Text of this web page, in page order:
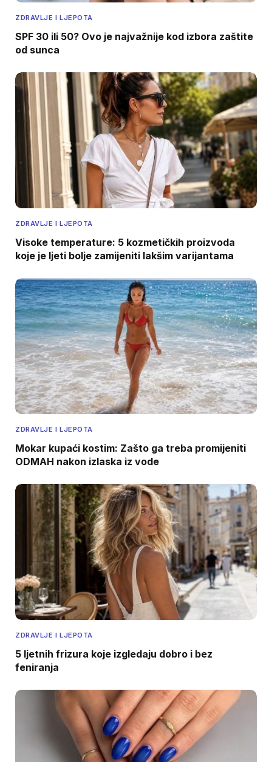
ZDRAVLJE I LJEPOTA
SPF 30 ili 50? Ovo je najvažnije kod izbora zaštite
od sunca
ZDRAVLJE I LJEPOTA
Visoke temperature: 5 kozmetičkih proizvoda
koje je ljeti bolje zamijeniti lakšim varijantama
ZDRAVLJE I LJEPOTA
Mokar kupaći kostim: Zašto ga treba promijeniti
ODMAH nakon izlaska iz vode
ZDRAVLJE I LJEPOTA
5 ljetnih frizura koje izgledaju dobro i bez
feniranja